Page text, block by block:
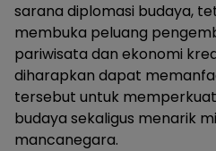
sarana diplomasi budaya,
membuka peluang
pariwisata dan ekonomi
diharapkan dapat
tersebut untuk
budaya sekaligus menarik
mancanegara.